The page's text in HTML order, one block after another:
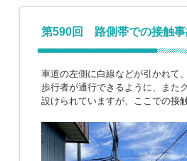
第590回 路側帯での接触事
車道の左側に白線などが引かれて
歩行者が通行できるように、また
設けられていますが、ここでの接